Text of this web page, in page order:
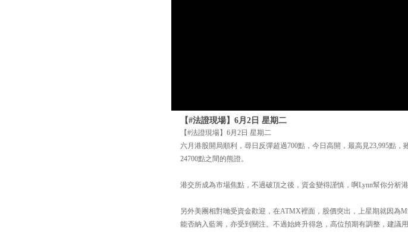
【#法證現場】6月2日 星期二
【#法證現場】6月2日 星期二
六月港股開局順利，尋日反彈超過700點，今日高開，最高見23,995點
24700點之間的熊證。
港交所成為市場焦點，不過破頂之後，資金變得謹慎，啊Lynn幫你分析
另外美團相對哋受資金歡迎，在ATMX裡面，股價突出，上星期就因為
能否納入藍籌，亦受到關注。不過始終升得急，高位預期有調整，建議